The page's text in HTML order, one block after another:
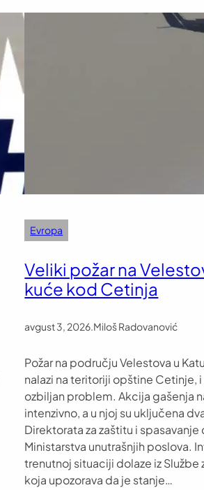
Evropa
Veliki požar na
kuće kod Cetinja
avgust 3, 2026.Miloš Radovanović
Požar na području Velestova u
nalazi na teritoriji opštine Cetinje,
ozbiljan problem. Akcija gašenja
intenzivno, a u njoj su uključena
Direktorata za zaštitu i
Ministarstva unutrašnjih poslova.
trenutnoj situaciji dolaze iz Službe
koja upozorava da je stanje…